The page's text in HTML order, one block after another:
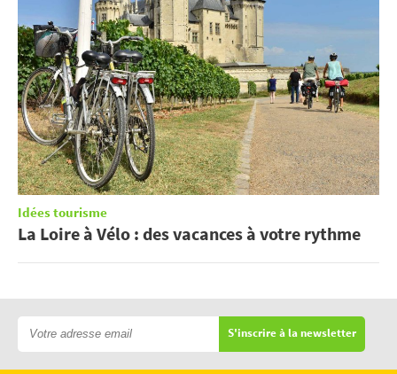
Idées tourisme
La Loire à Vélo : des vacances à votre rythme
S'inscrire à la newsletter